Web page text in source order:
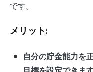
です。
メリット:
自分の貯金能力を